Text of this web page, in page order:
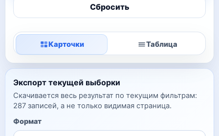
Сбросить
Карточки Таблица
Экспорт текущей выборки
Скачивается весь результат по текущим фильтрам:
287 записей, а не только видимая страница.
Формат